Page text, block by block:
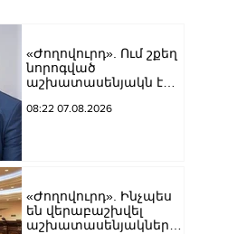
«Ժողովուրդ». Ում շքեղ
նորոգված
աշխատասենյակն է
Հարությունյանին
08:22 07.08.2026
«Ժողովուրդ». Ինչպես
են վերաբաշխվել
աշխատասենյակները